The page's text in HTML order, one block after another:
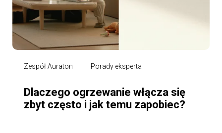
Zespół Auraton Porady eksperta
Dlaczego ogrzewanie włącza się
zbyt często i jak temu zapobiec?